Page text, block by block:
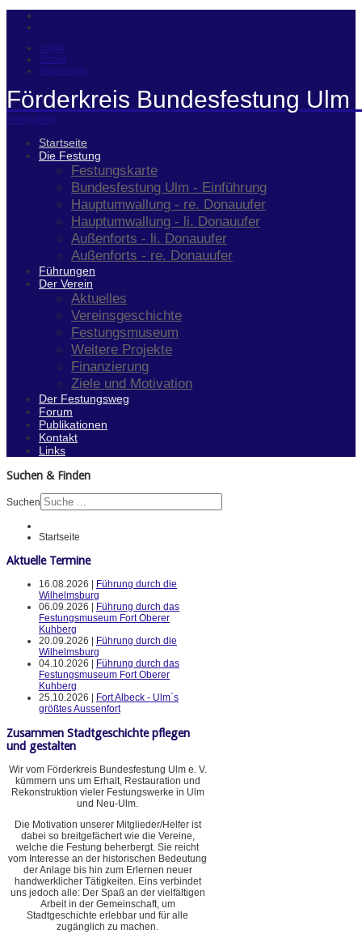
Login
Suche
Impressum
Förderkreis Bundesfestung Ulm
Navigation
Startseite
Die Festung
Festungskarte
Bundesfestung Ulm - Einführung
Hauptumwallung - re. Donauufer
Hauptumwallung - li. Donauufer
Außenforts - li. Donauufer
Außenforts - re. Donauufer
Führungen
Der Verein
Aktuelles
Vereinsgeschichte
Festungsmuseum
Weitere Projekte
Finanzierung
Ziele und Motivation
Der Festungsweg
Forum
Publikationen
Kontakt
Links
Suchen & Finden
Suchen
Startseite
Aktuelle Termine
16.08.2026 |
Führung durch die
Wilhelmsburg
06.09.2026 |
Führung durch das
Festungsmuseum Fort Oberer
Kuhberg
20.09.2026 |
Führung durch die
Wilhelmsburg
04.10.2026 |
Führung durch das
Festungsmuseum Fort Oberer
Kuhberg
25.10.2026 |
Fort Albeck - Ulm`s
größtes Aussenfort
Zusammen Stadtgeschichte pflegen
und gestalten
Wir vom Förderkreis Bundesfestung Ulm e. V.
kümmern uns um Erhalt, Restauration und
Rekonstruktion vieler Festungswerke in Ulm
und Neu-Ulm.
Die Motivation unserer Mitglieder/Helfer ist
dabei so breitgefächert wie die Vereine,
welche die Festung beherbergt. Sie reicht
vom Interesse an der historischen Bedeutung
der Anlage bis hin zum Erlernen neuer
handwerklicher Tätigkeiten. Eins verbindet
uns jedoch alle: Der Spaß an der vielfältigen
Arbeit in der Gemeinschaft, um
Stadtgeschichte erlebbar und für alle
zugänglich zu machen.